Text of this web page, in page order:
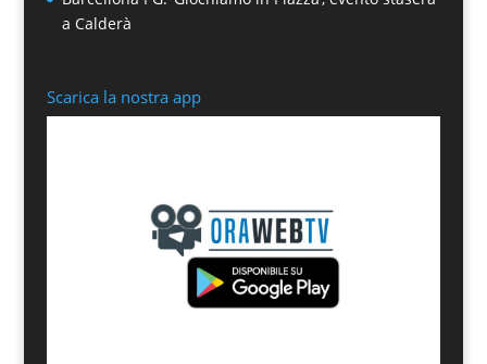
a Calderà
Scarica la nostra app